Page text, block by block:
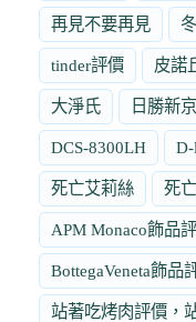
再見不要再見
tinder評價 皮諾
大淨氏 日勝新
DCS-8300LH
死亡艾莉絲 死
APM Monaco飾品
BottegaVeneta飾品
站著吃烤肉評價，